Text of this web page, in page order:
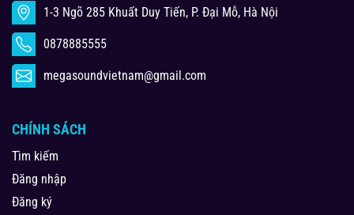
1-3 Ngõ 285 Khuất Duy Tiến, P. Đại Mỗ, Hà Nội
0878885555
megasoundvietnam@gmail.com
CHÍNH SÁCH
Tìm kiếm
Đăng nhập
Đăng ký